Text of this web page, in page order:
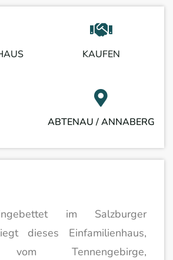
KAUFEN
ABTENAU / ANNABERG
im Salzburger
dieses Einfamilienhaus,
vom Tennengebirge,